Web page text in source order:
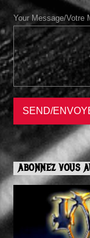
Your Message/Votre
ABONNEZ VOUS